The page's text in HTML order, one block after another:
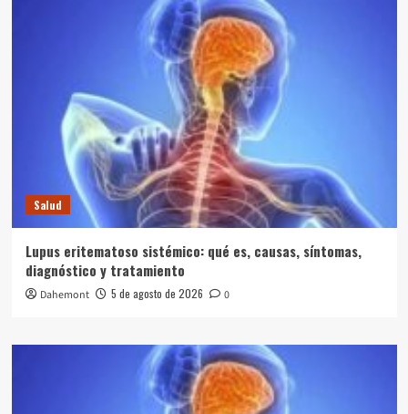
Salud
Lupus eritematoso sistémico: qué es, causas, síntomas,
diagnóstico y tratamiento
Dahemont 5 de agosto de 2026 0